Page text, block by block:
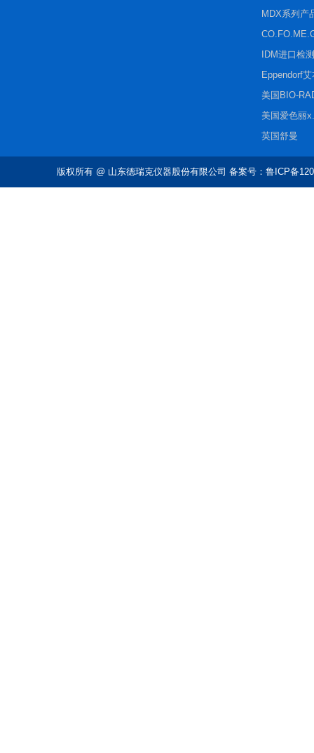
MDX系列产
IDM进口检
Eppendorf
美国BIO-
美国爱色丽
英国舒曼
版权所有 @ 山东德瑞克仪器股份有限公司 备案号：鲁ICP备